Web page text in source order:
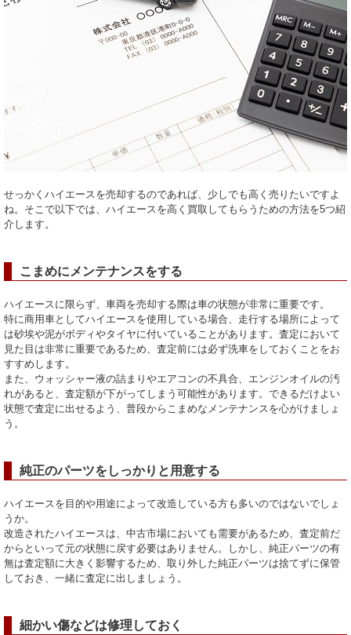
せっかくハイエースを売却するのであれば、少しでも高く売りたいですよ
ね。そこで以下では、ハイエースを高く買取してもらうための方法を5つ紹
介します。
こまめにメンテナンスをする
ハイエースに限らず、車両を売却する際は車の状態が非常に重要です。
特に商用車としてハイエースを使用している場合、走行する場所によって
は砂埃や泥がボディやタイヤに付いていることがあります。査定において
見た目は非常に重要であるため、査定前には必ず洗車をしておくことをお
すすめします。
また、ウォッシャー液の詰まりやエアコンの不具合、エンジンオイルの汚
れがあると、査定額が下がってしまう可能性があります。できるだけよい
状態で査定に出せるよう、普段からこまめなメンテナンスを心がけましょ
う。
純正のパーツをしっかりと用意する
ハイエースを目的や用途によって改造している方も多いのではないでしょ
うか。
改造されたハイエースは、中古市場においても需要があるため、査定前だ
からといって元の状態に戻す必要はありません。しかし、純正パーツの有
無は査定額に大きく影響するため、取り外した純正パーツは捨てずに保管
しておき、一緒に査定に出しましょう。
細かい傷などは修理しておく